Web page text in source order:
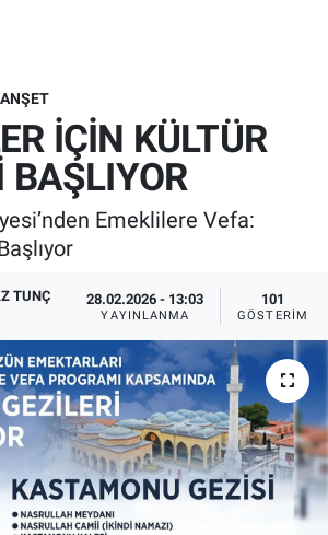
İÇİN KÜLTÜR
BAŞLIYOR
Emeklilere Vefa:
TUNÇ 28.02.2026 - 13:03
YAYINLANMA
101
GÖSTERIM